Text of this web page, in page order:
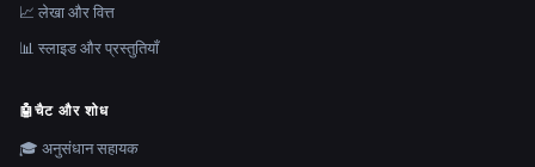
📈 लेखा और वित्त
📊 स्लाइड और प्रस्तुतियाँ
🤖चैट और शोध
🎓 अनुसंधान सहायक